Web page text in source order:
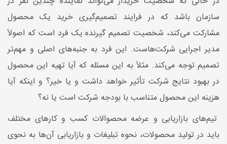
سازمان باشد که در فرایند تصمیم‌گیری خرید یک محصول
مشارکت می‌کند، شخصیت تصمیم‌ گیرنده یک فرد است که اصولاً
مدیر اجرایی شرکت‌هاست. این فرد به جنبه‌های اصلی و مهم‌تر
تصمیم توجه می‌کند. مثلاً به این مسئله که آیا تهیه این محصول
در بهبود نتایج شرکت تأثیر خواهد داشت و یا خیر؟ و اینکه آیا
هزینه این محصول متناسب با بودجه شرکت است یا نه؟
تیم‌های بازاریابی و عرضه محصوالات کسب‌ و کارهای مختلف
باید در تولید محصولات، نحوه تبلیغات و بازاریابی آن‌ها به نحوی